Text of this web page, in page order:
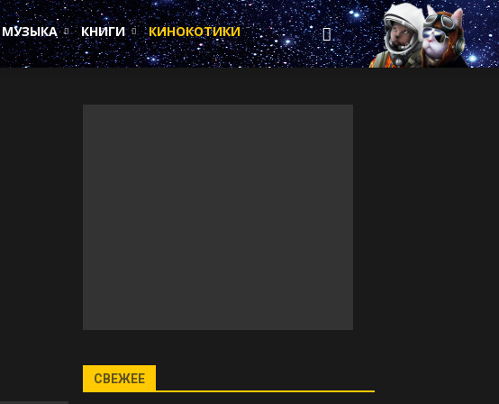
МУЗЫКА КНИГИ КИНОКОТИКИ
СВЕЖЕЕ